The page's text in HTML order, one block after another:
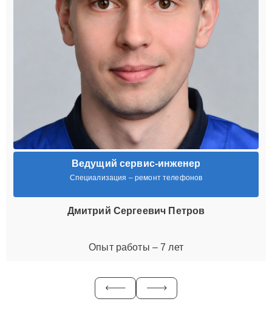
Ведущий сервис-инженер
Специализация – ремонт телефонов
Дмитрий Сергеевич Петров
Опыт работы – 7 лет